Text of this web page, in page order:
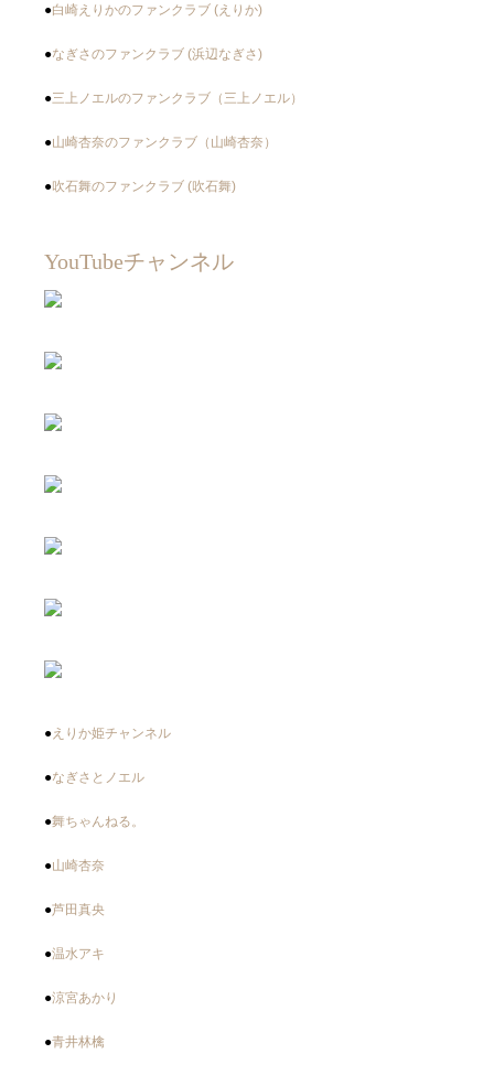
●白崎えりかのファンクラブ (えりか)
●なぎさのファンクラブ (浜辺なぎさ)
●三上ノエルのファンクラブ（三上ノエル）
●山崎杏奈のファンクラブ（山崎杏奈）
●吹石舞のファンクラブ (吹石舞)
YouTubeチャンネル
●えりか姫チャンネル
●なぎさとノエル
●舞ちゃんねる。
●山崎杏奈
●芦田真央
●温水アキ
●涼宮あかり
●青井林檎